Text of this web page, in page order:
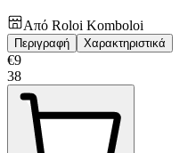
Από Roloi Komboloi
Περιγραφή Χαρακτηριστικά
€9
38